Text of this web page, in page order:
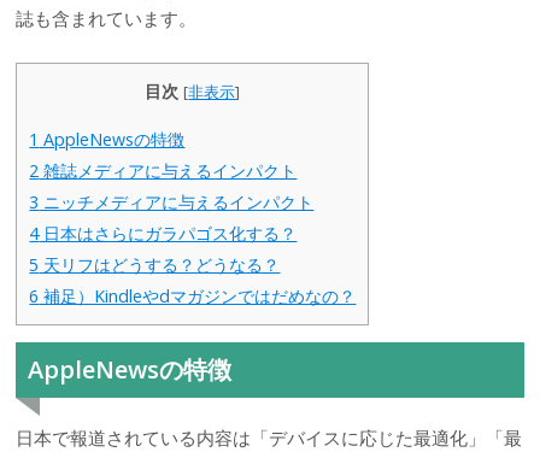
誌も含まれています。
目次 [非表示]
1 AppleNewsの特徴
2 雑誌メディアに与えるインパクト
3 ニッチメディアに与えるインパクト
4日本はさらにガラパゴス化する？
5 天リフはどうする？どうなる？
6 補足）Kindleやdマガジンではだめなの？
AppleNewsの特徴
日本で報道されている内容は「デバイスに応じた最適化」「最